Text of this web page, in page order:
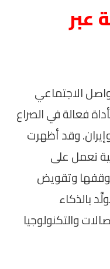
عبر
الاجتماعي
فعالة في الصراع
وقد أظهرت
تعمل على
وتقويض
بالذكاء
والتكنولوجيا